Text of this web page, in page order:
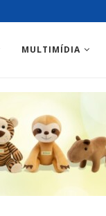
MULTIMÍDIA